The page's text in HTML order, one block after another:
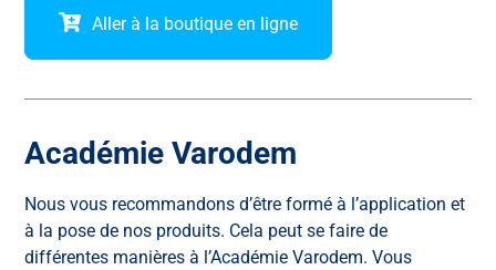
Aller à la boutique en ligne
Académie Varodem
Nous vous recommandons d’être formé à l’application et
à la pose de nos produits. Cela peut se faire de
différentes manières à l’Académie Varodem. Vous